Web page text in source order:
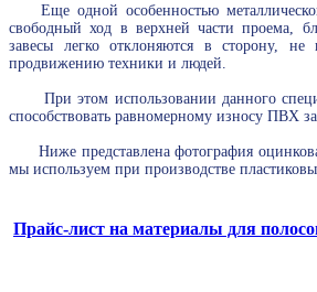
Еще одной особенностью
свободный ход в верхней части проема,
завесы легко отклоняются в сторону, не
продвижению техники и людей.
При этом использовании данного
способствовать равномерному износу ПВХ
Ниже представлена фотография
мы используем при производстве
Прайс-лист на материалы для